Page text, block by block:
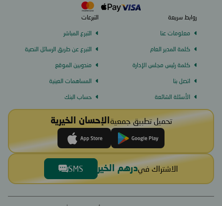
روابط سريعة
معلومات عنا
كلمة المدير العام
كلمة رئيس مجلس الإدارة
اتصل بنا
الأسئلة الشائعة
التبرعات
التبرع المباشر
التبرع عن طريق الرسائل النصية
مندوبين الموقع
المساهمات العينية
حساب البنك
تحميل تطبيق جمعية الإحسان الخيرية
الاشتراك فيدرهم الخير SMS